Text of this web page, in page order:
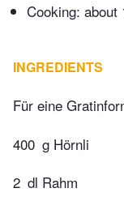
Cooking: about
INGREDIENTS
Für eine
400 g Hörnli
2 dl Rahm